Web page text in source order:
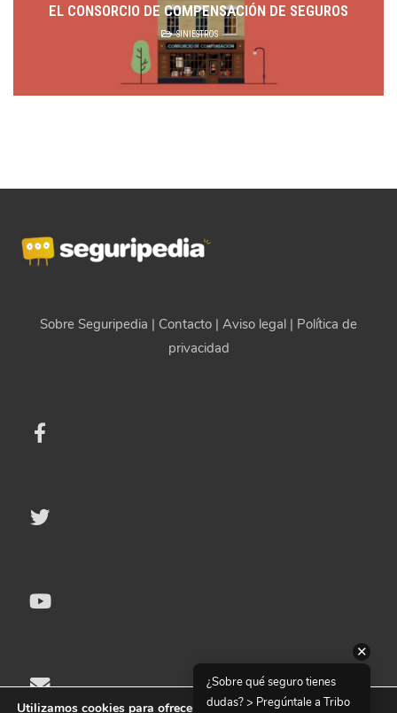
EL CONSORCIO DE COMPENSACIÓN DE SEGUROS
SINIESTROS
Sobre Seguripedia | Contacto | Aviso legal | Política de
privacidad
Utilizamos cookies para ofrecerte la mejor experiencia en
✕
¿Sobre qué seguro tienes
dudas? > Pregúntale a Tribo